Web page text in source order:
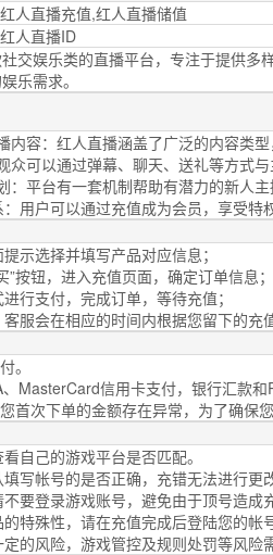
红人直播充值,红人直播储值
红人直播ID
交娱乐类的直播平台，专注于提供
乐需求。
内容：红人直播涵盖了广泛的内容类
众可以通过弹幕、聊天、送礼等方式与
：平台有一套机制帮助有潜力的新人
用户可以通过充值成为会员，享受特
示选择并填写产品对应信息；
”按钮，进入充值页面，确定订单信息；
行支付，完成订单，等待充值；
服会在相应的时间内根据您留下的充
。
MasterCard信用卡支付，银行汇款
首次下单的金额存在异常，为了确保
自己的游戏平台是否匹配。
写帐号的是否正确，充错无法进行更改
要登录游戏账号，避免由于顶号造成
特殊性，请在充值完成后登陆您的帐
的风险，游戏管控及规则处罚等风险